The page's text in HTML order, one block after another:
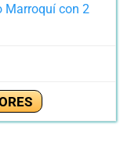
Marroquí con 2